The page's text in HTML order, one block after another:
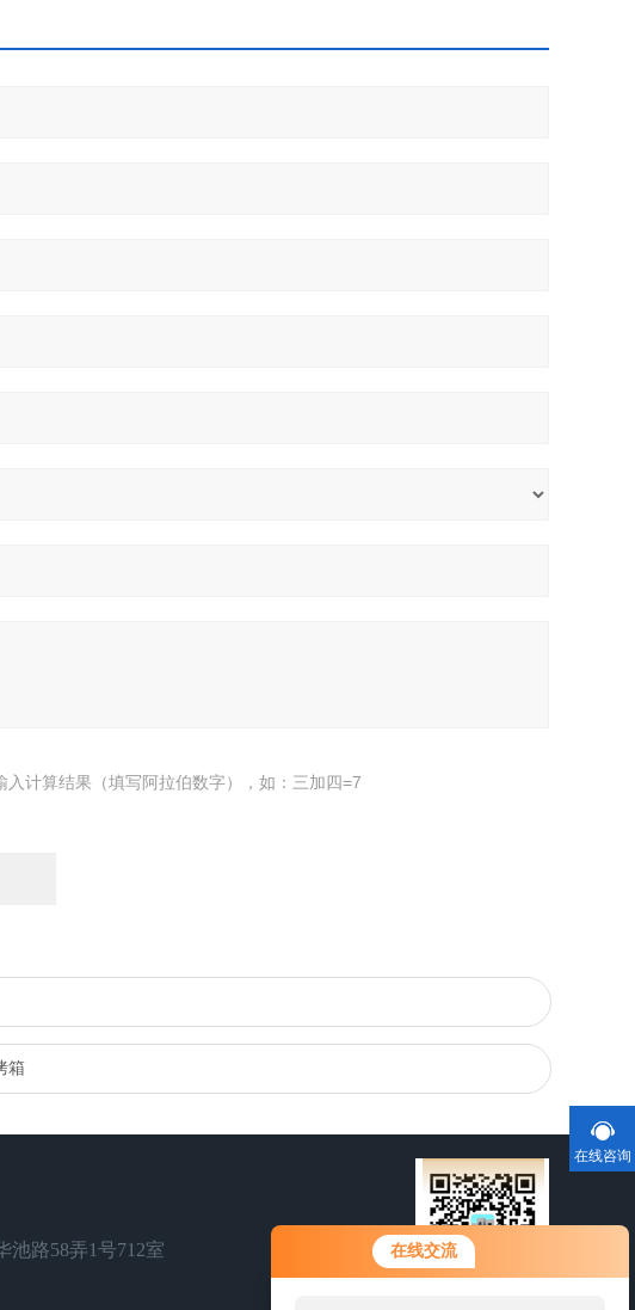
在线交流
您好！欢迎前来咨询，很高兴为您
服务，请问您要咨询什么问题呢？
入计算结果（填写阿拉伯数字），如：三加四=7
箱
池路58弄1号712室
在线咨询